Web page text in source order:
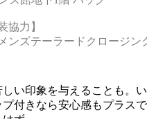
協力】
ンズテーラードクロージン
い印象を与えることも。
付きなら安心感もプラス